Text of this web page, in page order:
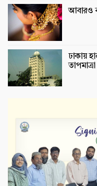
আবারও
ঢাকায়
তাপমাত্রা